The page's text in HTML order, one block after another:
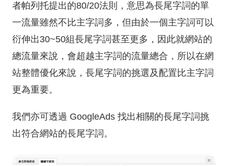
者帕列托提出的80/20法則，意思為長尾字詞的單
一流量雖然不比主字詞多，但由於一個主字詞可以
衍伸出30~50組長尾字詞甚至更多，因此就網站的
總流量來說，會超越主字詞的流量總合，所以在網
站整體優化來說，長尾字詞的挑選及配置比主字詞
更為重要。
我們亦可透過 GoogleAds 找出相關的長尾字詞挑
出符合網站的長尾字詞。